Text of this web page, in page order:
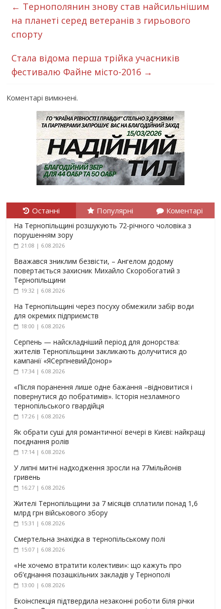
← Тернополянин знову став найсильнішим
на планеті серед ветеранів з гирьового
спорту
Стала відома перша трійка учасників
фестивалю Файне місто-2016 →
Коментарі вимкнені.
Останні Популярні Коментарі
На Тернопільщині розшукують 72-річного чоловіка з
порушенням зору
21:08 | 6.08.2026
Вважався зниклим безвісти, – Ангелом додому
повертається захисник Михайло Скоробогатий з
Тернопільщини
19:32 | 6.08.2026
На Тернопільщині через посуху обмежили забір води
для окремих підприємств
18:00 | 6.08.2026
Серпень — найскладніший період для донорства:
жителів Тернопільщини закликають долучитися до
кампанії «ЯСерпневийДонор»
17:34 | 6.08.2026
«Після поранення лише одне бажання –відновитися і
повернутися до побратимів». Історія незламного
тернопільського гвардійця
17:26 | 6.08.2026
Як обрати суші для романтичної вечері в Києві: найкращі
поєднання ролів
17:14 | 6.08.2026
У липні митні надходження зросли на 77мільйонів
гривень
16:27 | 6.08.2026
Жителі Тернопільщини за 7 місяців сплатили понад 1,6
млрд грн військового збору
15:31 | 6.08.2026
Смертельна знахідка в тернопільському полі
15:07 | 6.08.2026
«Не хочемо втратити колективи»: що кажуть про
об’єднання позашкільних закладів у Тернополі
13:00 | 6.08.2026
Екоінспекція підтвердила незаконні роботи біля річки